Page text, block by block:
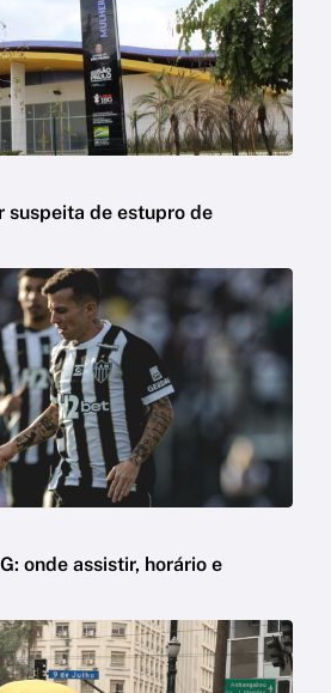
suspeita de estupro de
onde assistir, horário e